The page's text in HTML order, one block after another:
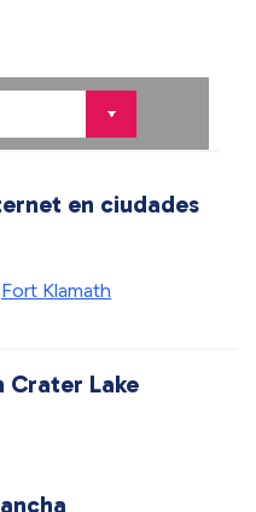
en ciudades
Fort Klamath
Crater Lake